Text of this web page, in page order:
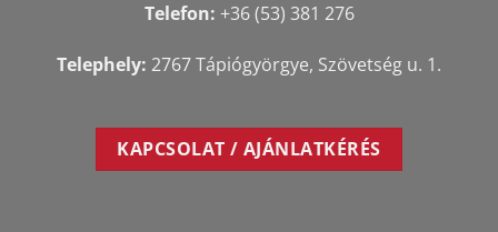
Telefon: +36 (53) 381 276
Telephely: 2767 Tápiógyörgye, Szövetség u. 1.
KAPCSOLAT / AJÁNLATKÉRÉS